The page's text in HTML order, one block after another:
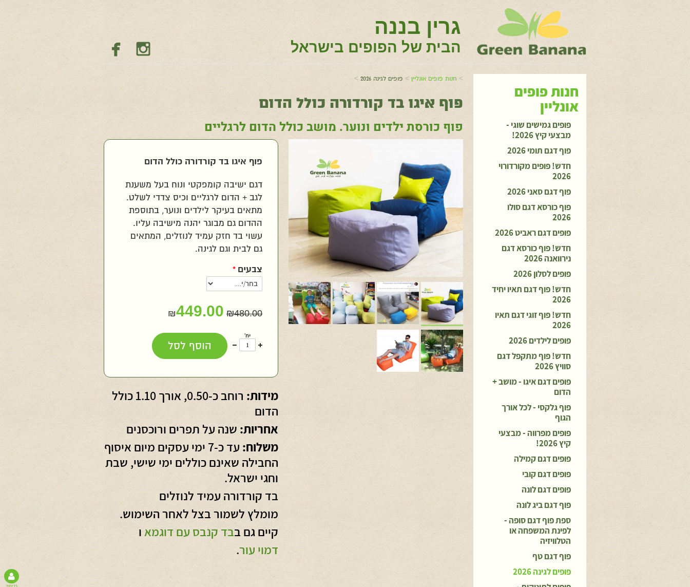
גרין בננה
הבית של הפופים בישראל  
חנות פופים
אונליין
פופים גמישים שוגי -
מבצעי קיץ 2026!
פוף דגם תומי 2026
חדש! פופים מקורדורוי
2026
פוף דגם סאני 2026
פוף כורסא דגם סולו
2026
פופים דגם ראביט 2026
חדש! פוף כורסא דגם
נירוואנה 2026
פופים לסלון 2026
חדש! פוף דגם תאיו יחיד
2026
חדש! פוף זוגי דגם תאיו
2026
פופים לילדים 2026
חדש! פוף מתקפל דגם
סוויץ 2026
פופים דגם איגו - מושב +
הדום
פוף גלקסי - לכל אורך
הגוף
פופים מפרווה - מבצעי
קיץ 2026!
פופים דגם קמילה
פופים דגם קובי
פופים דגם לונה
פוף דגם ביג לונה
ספת פוף דגם סופה -
לפינת המשפחה או
הטלוויזיה
פוף דגם טף
פופים לגינה 2026
> חנות פופים אונליין > פופים לגינה 2026 >
פוף איגו בד קורדורה כולל הדום
פוף כורסת ילדים ונוער. מושב כולל הדום לרגליים
פוף איגו בד קורדורה כולל הדום
דגם ישיבה קומפקטי ונוח בעל משענת
לגב + הדום לרגליים וכיס צדדי לשלט.
מתאים בעיקר לילדים ונוער, בתוספת
ההדום גם מבוגר יהנה מישיבה עליו.
עשוי בד חזק עמיד לנוזלים, המתאים
גם לבית וגם לגינה.
צבעים *
₪480.00
₪449.00
יח'
עוד
פחות
אחד
הוסף לסל
מידות:
רוחב כ-0.50, אורך 1.10 כולל
הדום
אחריות: שנה על תפרים ורוכסנים
משלוח:
עד כ-7 ימי עסקים מיום איסוף
החבילה שאינם כוללים ימי שישי, שבת
וחגי ישראל.
בד קורדורה עמיד לנוזלים
מומלץ לשמור בצל לאחר השימוש.
קיים גם בבד קנבס עם דוגמאו
דמוי עור.